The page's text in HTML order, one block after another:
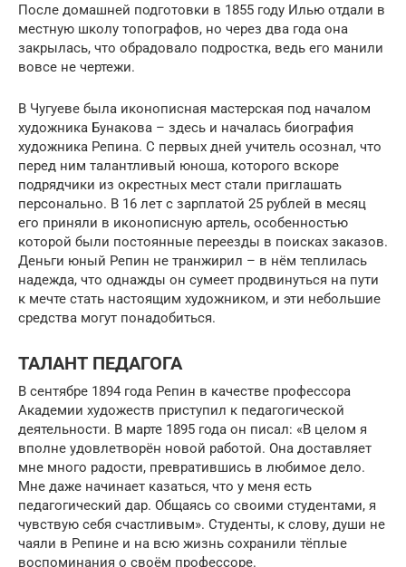
После домашней подготовки в 1855 году Илью отдали в
местную школу топографов, но через два года она
закрылась, что обрадовало подростка, ведь его манили
вовсе не чертежи.
В Чугуеве была иконописная мастерская под началом
художника Бунакова – здесь и началась биография
художника Репина. С первых дней учитель осознал, что
перед ним талантливый юноша, которого вскоре
подрядчики из окрестных мест стали приглашать
персонально. В 16 лет с зарплатой 25 рублей в месяц
его приняли в иконописную артель, особенностью
которой были постоянные переезды в поисках заказов.
Деньги юный Репин не транжирил – в нём теплилась
надежда, что однажды он сумеет продвинуться на пути
к мечте стать настоящим художником, и эти небольшие
средства могут понадобиться.
ТАЛАНТ ПЕДАГОГА
В сентябре 1894 года Репин в качестве профессора
Академии художеств приступил к педагогической
деятельности. В марте 1895 года он писал: «В целом я
вполне удовлетворён новой работой. Она доставляет
мне много радости, превратившись в любимое дело.
Мне даже начинает казаться, что у меня есть
педагогический дар. Общаясь со своими студентами, я
чувствую себя счастливым». Студенты, к слову, души не
чаяли в Репине и на всю жизнь сохранили тёплые
воспоминания о своём профессоре.